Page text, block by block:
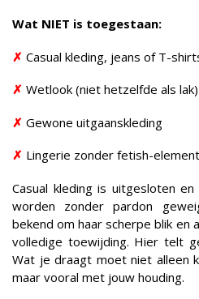
Wat NIET is toegestaan:
✗ Casual kleding, jeans of T-
✗ Wetlook (niet hetzelfde als lak)
✗ Gewone uitgaanskleding
✗ Lingerie zonder fetish-element
Casual kleding is uitgesloten
worden zonder pardon
bekend om haar scherpe blik en
volledige toewijding. Hier telt
Wat je draagt moet niet alleen
maar vooral met jouw houding.